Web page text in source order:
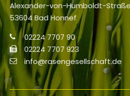
Alexander-von-Humboldt-
53604 Bad Honnef
02224 7707 90
02224 7707 923
info@rasengesellschaft.de